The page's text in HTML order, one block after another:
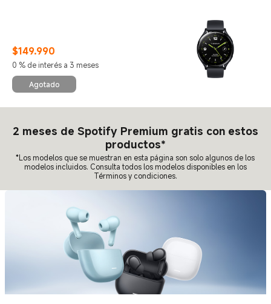
$149.990
Current Price $149990
0 % de interés a 3 meses
Agotado
2 meses de Spotify Premium gratis con estos
productos*
*Los modelos que se muestran en esta página son solo algunos de los
modelos incluidos. Consulta todos los modelos disponibles en los
Términos y condiciones.